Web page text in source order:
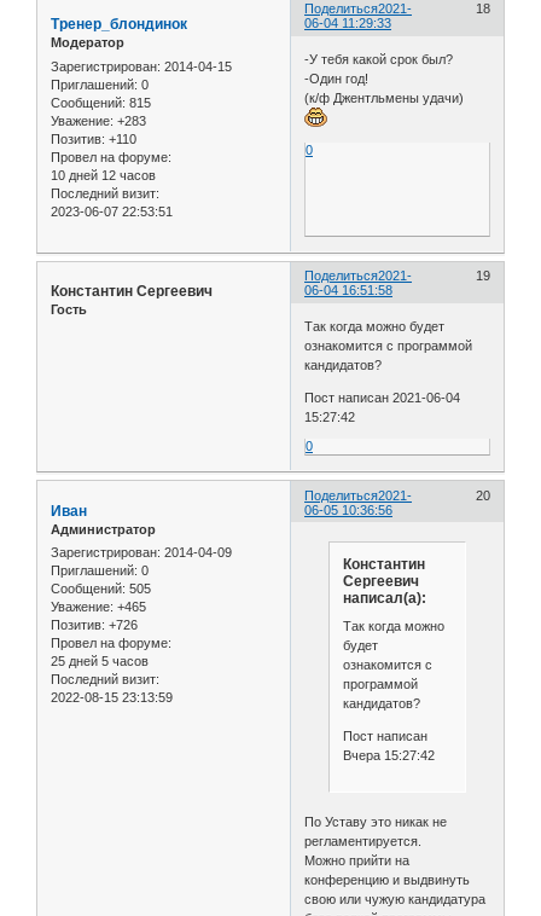
Поделиться 18
2021-
06-04 11:29:33
Тренер_блондинок
Модератор
Зарегистрирован: 2014-04-15
Приглашений: 0
Сообщений: 815
Уважение: +283
Позитив: +110
Провел на форуме:
10 дней 12 часов
Последний визит:
2023-06-07 22:53:51
-У тебя какой срок был?
-Один год!
(к/ф Джентльмены удачи)
0
Поделиться 19
2021-
06-04 16:51:58
Константин Сергеевич
Гость
Так когда можно будет
ознакомится с программой
кандидатов?
Пост написан 2021-06-04
15:27:42
0
Поделиться 20
2021-
06-05 10:36:56
Иван
Администратор
Зарегистрирован: 2014-04-09
Приглашений: 0
Сообщений: 505
Уважение: +465
Позитив: +726
Провел на форуме:
25 дней 5 часов
Последний визит:
2022-08-15 23:13:59
Константин
Сергеевич
написал(а):
Так когда можно
будет
ознакомится с
программой
кандидатов?
Пост написан
Вчера 15:27:42
По Уставу это никак не
регламентируется.
Можно прийти на
конференцию и выдвинуть
свою или чужую кандидатура